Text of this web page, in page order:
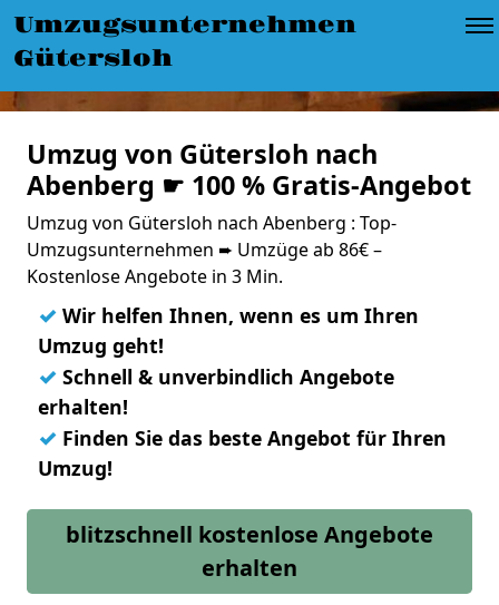
Umzugsunternehmen
Gütersloh
Umzug von Gütersloh nach
Abenberg ☛ 100 % Gratis-Angebot
Umzug von Gütersloh nach Abenberg : Top-
Umzugsunternehmen ➨ Umzüge ab 86€ –
Kostenlose Angebote in 3 Min.
✓ Wir helfen Ihnen, wenn es um Ihren
Umzug geht!
✓ Schnell & unverbindlich Angebote
erhalten!
✓ Finden Sie das beste Angebot für Ihren
Umzug!
blitzschnell kostenlose Angebote
erhalten